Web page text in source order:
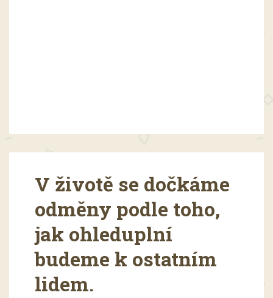
V životě se dočkáme
odměny podle toho,
jak ohleduplní
budeme k ostatním
lidem.